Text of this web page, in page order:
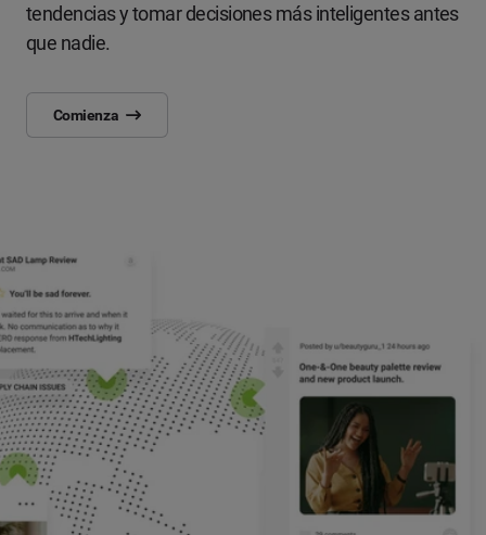
tendencias y tomar decisiones más inteligentes antes
que nadie.
Comienza